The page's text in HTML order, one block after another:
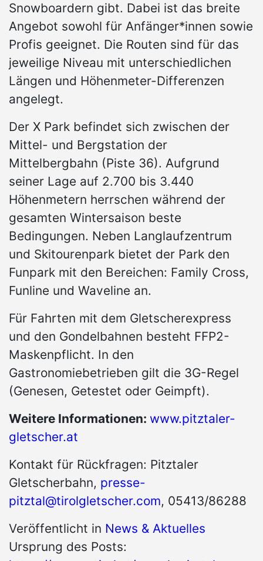
Snowboardern gibt. Dabei ist das breite
Angebot sowohl für Anfänger*innen sowie
Profis geeignet. Die Routen sind für das
jeweilige Niveau mit unterschiedlichen
Längen und Höhenmeter-Differenzen
angelegt.
Der X Park befindet sich zwischen der
Mittel- und Bergstation der
Mittelbergbahn (Piste 36). Aufgrund
seiner Lage auf 2.700 bis 3.440
Höhenmetern herrschen während der
gesamten Wintersaison beste
Bedingungen. Neben Langlaufzentrum
und Skitourenpark bietet der Park den
Funpark mit den Bereichen: Family Cross,
Funline und Waveline an.
Für Fahrten mit dem Gletscherexpress
und den Gondelbahnen besteht FFP2-
Maskenpflicht. In den
Gastronomiebetrieben gilt die 3G-Regel
(Genesen, Getestet oder Geimpft).
Weitere Informationen: www.pitztaler-
gletscher.at
Kontakt für Rückfragen: Pitztaler
Gletscherbahn, presse-
pitztal@tirolgletscher.com, 05413/86288
Veröffentlicht in News & Aktuelles
Ursprung des Posts: